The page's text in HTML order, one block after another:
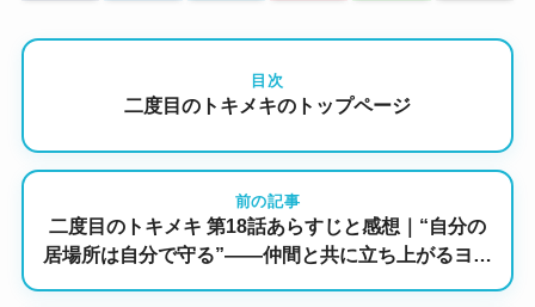
目次
二度目のトキメキのトップページ
前の記事
二度目のトキメキ 第18話あらすじと感想｜“自分の
居場所は自分で守る”――仲間と共に立ち上がるヨン